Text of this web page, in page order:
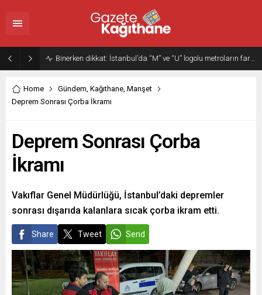
Home Gündem Kağıthane Manşet
Deprem Sonrası Çorba İkramı
Deprem Sonrası Çorba
İkramı
Vakıflar Genel Müdürlüğü, İstanbul’daki depremler
sonrası dışarıda kalanlara sıcak çorba ikram etti.
Share Tweet Send